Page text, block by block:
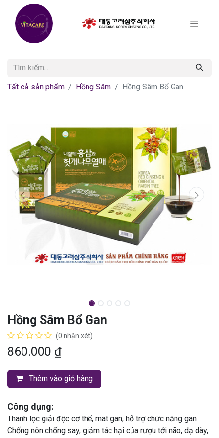
Tất cả sản phẩm Hồng Sâm Hồng Sâm Bổ Gan
Hồng Sâm Bổ Gan
(0 nhận xét)
860.000 ₫
Thêm vào giỏ hàng
Công dụng:
Thanh lọc giải độc cơ thể, mát gan, hỗ trợ chức năng gan.
Chống nôn chống say, giảm tác hại của rượu tới não, dạ dày,